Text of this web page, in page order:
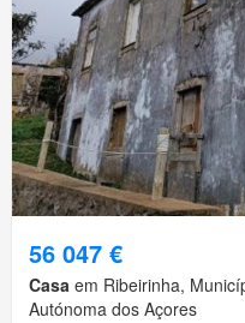
56 047 €
Casa em Ribeirinha,
Autónoma dos Açores